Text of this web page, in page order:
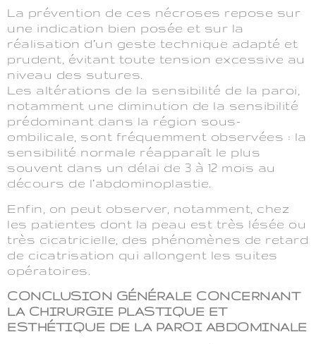
La prévention de ces nécroses repose sur
une indication bien posée et sur la
réalisation d’un geste technique adapté et
prudent, évitant toute tension excessive au
niveau des sutures.
Les altérations de la sensibilité de la paroi,
notamment une diminution de la sensibilité
prédominant dans la région sous-
ombilicale, sont fréquemment observées : la
sensibilité normale réapparaît le plus
souvent dans un délai de 3 à 12 mois au
décours de l’abdominoplastie.
Enfin, on peut observer, notamment, chez
les patientes dont la peau est très lésée ou
très cicatricielle, des phénomènes de retard
de cicatrisation qui allongent les suites
opératoires.
CONCLUSION GÉNÉRALE CONCERNANT
LA CHIRURGIE PLASTIQUE ET
ESTHÉTIQUE DE LA PAROI ABDOMINALE